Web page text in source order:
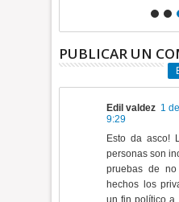
PUBLICAR UN
Edil valdez 1
9:29
Esto da asco!
personas son
pruebas de
hechos los
un fin político a